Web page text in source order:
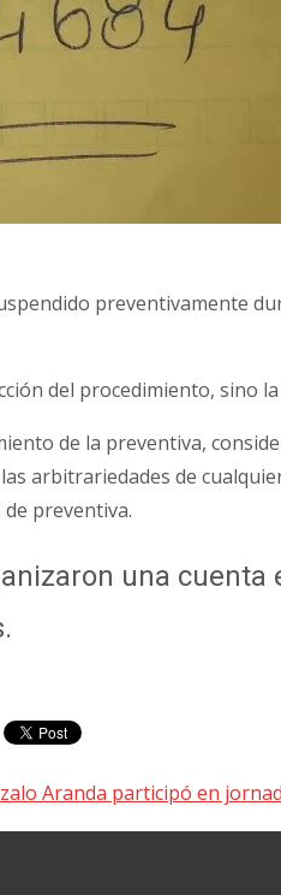
preventivamente
del procedimiento, sino
de la preventiva,
arbitrariedades de
preventiva.
una cuenta
Aranda participó en